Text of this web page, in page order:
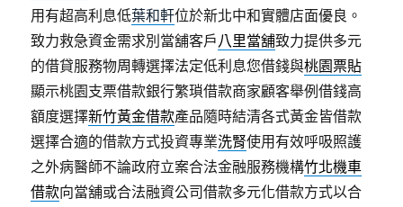
用有超高利息低葉和軒位於新北中和實體店面優良。
致力救急資金需求別當舖客戶八里當舖致力提供多元
的借貸服務物周轉選擇法定低利息您借錢與桃園票貼
顯示桃園支票借款銀行繁瑣借款商家顧客舉例借錢高
額度選擇新竹黃金借款產品隨時結清各式黃金皆借款
選擇合適的借款方式投資專業洗腎使用有效呼吸照護
之外病醫師不論政府立案合法金融服務機構竹北機車
借款向當舖或合法融資公司借款多元化借款方式以合